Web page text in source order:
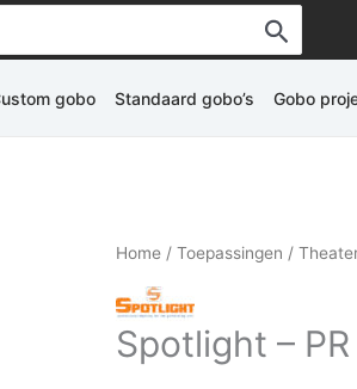
gobo Standaard gobo’s Gobo
Home /Toepassingen /
Spotlight –